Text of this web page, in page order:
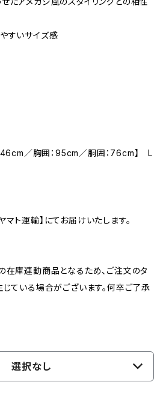
すいサイズ感
46cm／胸囲：95cm／胴囲：76cm】 L
ト運輸】にてお届けいたします。
在庫連動商品となるため、ご注文のタ
じている場合がございます。何卒ご了承
選択なし